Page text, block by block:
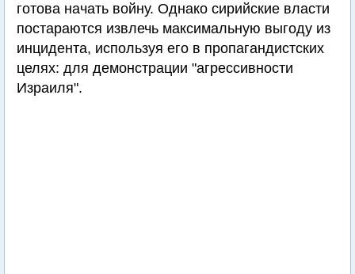
готова начать войну. Однако сирийские власти
постараются извлечь максимальную выгоду из
инцидента, используя его в пропагандистских
целях: для демонстрации "агрессивности
Израиля".